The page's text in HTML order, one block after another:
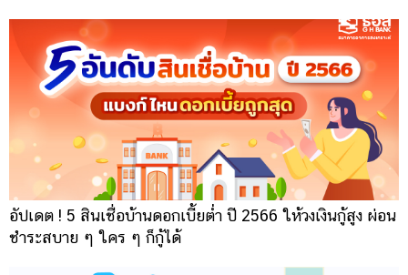
อัปเดต ! 5 สินเชื่อบ้านดอกเบี้ยต่ำ ปี 2566 ให้วงเงินกู้สูง ผ่อน
ชำระสบาย ๆ ใคร ๆ ก็กู้ได้